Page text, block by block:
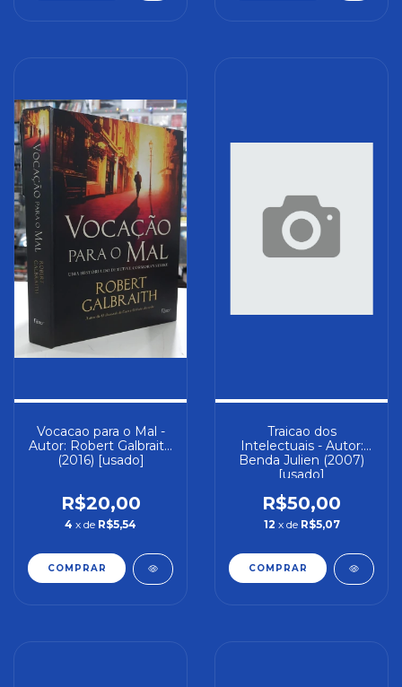
Vocacao para o Mal -
Autor: Robert Galbraith
(2016) [usado]
R$20,00
4 x de R$5,54
Traicao dos
Intelectuais - Autor:
Benda Julien (2007)
[usado]
R$50,00
12 x de R$5,07